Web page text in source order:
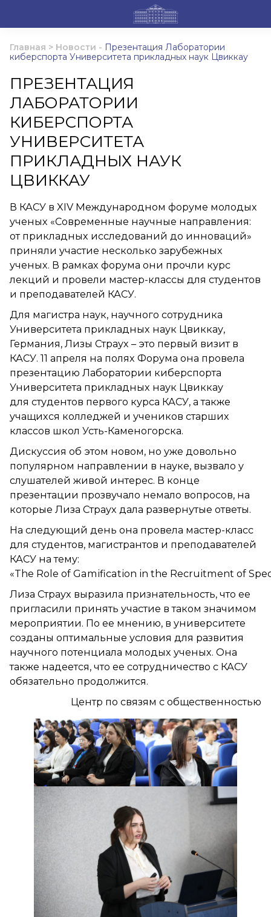
Главная > Новости - Презентация Лаборатории
киберспорта Университета прикладных наук Цвиккау
ПРЕЗЕНТАЦИЯ
ЛАБОРАТОРИИ
КИБЕРСПОРТА
УНИВЕРСИТЕТА
ПРИКЛАДНЫХ НАУК
ЦВИККАУ
В КАСУ в XIV Международном форуме молодых
ученых «Современные научные направления:
от прикладных исследований до инноваций»
приняли участие несколько зарубежных
ученых. В рамках форума они прочли курс
лекций и провели мастер-классы для студентов
и преподавателей КАСУ.
Для магистра наук, научного сотрудника
Университета прикладных наук Цвиккау,
Германия, Лизы Страух – это первый визит в
КАСУ. 11 апреля на полях Форума она провела
презентацию Лаборатории киберспорта
Университета прикладных наук Цвиккау
для студентов первого курса КАСУ, а также
учащихся колледжей и учеников старших
классов школ Усть-Каменогорска.
Дискуссия об этом новом, но уже довольно
популярном направлении в науке, вызвало у
слушателей живой интерес. В конце
презентации прозвучало немало вопросов, на
которые Лиза Страух дала развернутые ответы.
На следующий день она провела мастер-класс
для студентов, магистрантов и преподавателей
КАСУ на тему:
«The Role of Gamification in the Recruitment of
Лиза Страух выразила признательность, что ее
пригласили принять участие в таком значимом
мероприятии. По ее мнению, в университете
созданы оптимальные условия для развития
научного потенциала молодых ученых. Она
также надеется, что ее сотрудничество с КАСУ
обязательно продолжится.
Центр по связям с общественностью